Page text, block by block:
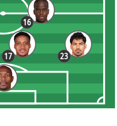
17 23
16